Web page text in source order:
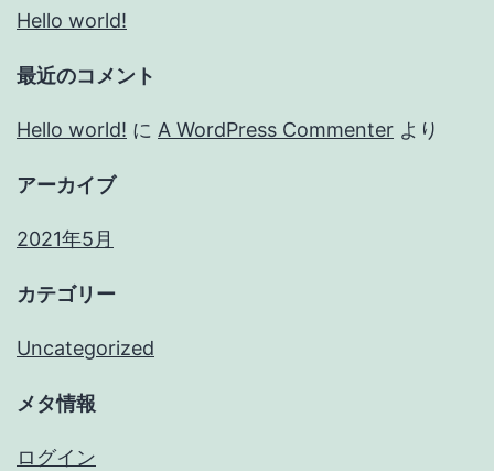
Hello world!
最近のコメント
Hello world! に A WordPress Commenter より
アーカイブ
2021年5月
カテゴリー
Uncategorized
メタ情報
ログイン